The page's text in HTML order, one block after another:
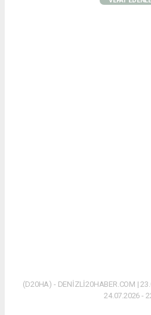
(D20HA) - DENİZLİ20HABER.COM |
24.07.2026 -